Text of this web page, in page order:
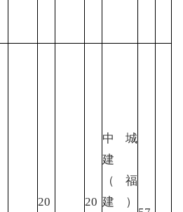
20 20
中城
建
（福
建）